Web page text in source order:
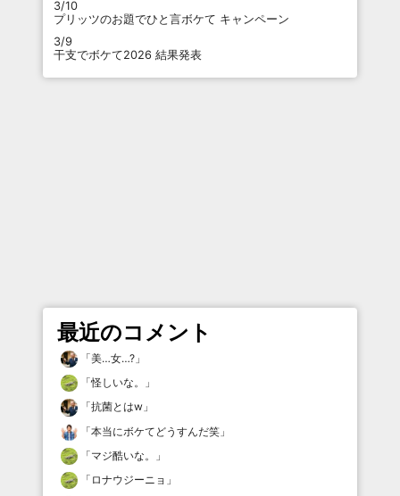
3/10
プリッツのお題でひと言ボケて キャンペーン
3/9
干支でボケて2026 結果発表
最近のコメント
「美…女…? 」
「怪しいな。
」
「抗菌とはw 」
「本当にボケてどうすんだ笑 」
「マジ酷いな。
」
「 ロナウジーニョ 」